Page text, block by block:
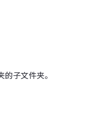
子文件夹。